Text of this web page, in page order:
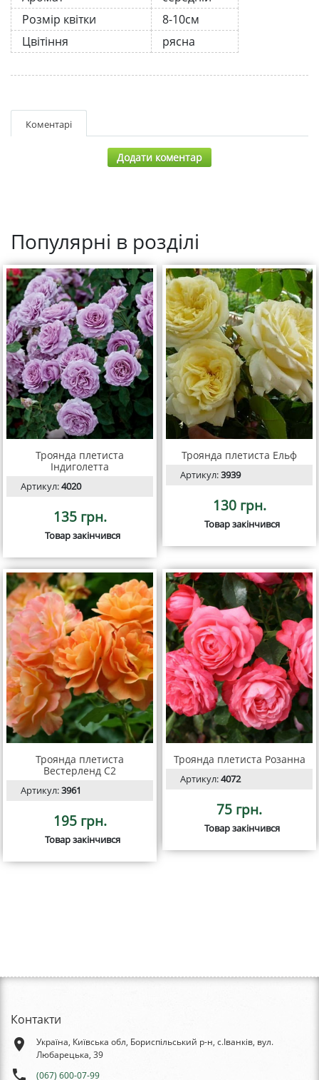
Розмір квітки
8-10см
Цвітіння
рясна
Коментарі
Додати коментар
Популярні в розділі
Троянда плетиста
Індиголетта
Артикул:4020
135 грн.
Товар закінчився
Троянда плетиста Ельф
Артикул:3939
130 грн.
Товар закінчився
Троянда плетиста
Вестерленд С2
Артикул:3961
195 грн.
Товар закінчився
Троянда плетиста Розанна
Артикул:4072
75 грн.
Товар закінчився
Контакти
place
Україна, Київська обл, Бориспільський р-н, с.Іванків, вул.
Любарецька, 39
phone (067) 600-07-99